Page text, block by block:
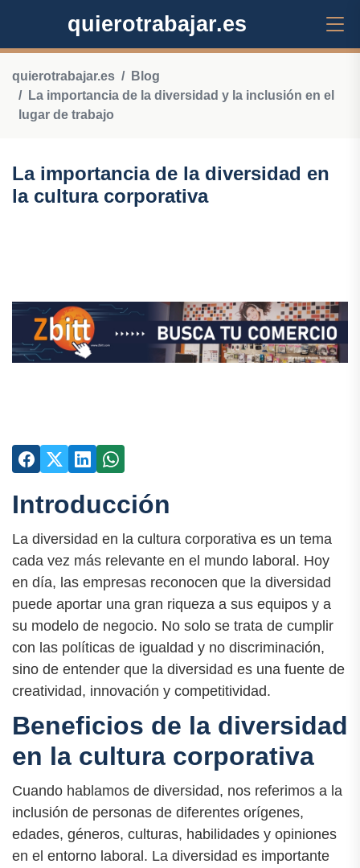
quierotrabajar.es
quierotrabajar.es
Blog
La importancia de la diversidad y la inclusión en el
lugar de trabajo
La importancia de la diversidad en
la cultura corporativa
Introducción
La diversidad en la cultura corporativa es un tema
cada vez más relevante en el mundo laboral. Hoy
en día, las empresas reconocen que la diversidad
puede aportar una gran riqueza a sus equipos y a
su modelo de negocio. No solo se trata de cumplir
con las políticas de igualdad y no discriminación,
sino de entender que la diversidad es una fuente de
creatividad, innovación y competitividad.
Beneficios de la diversidad
en la cultura corporativa
Cuando hablamos de diversidad, nos referimos a la
inclusión de personas de diferentes orígenes,
edades, géneros, culturas, habilidades y opiniones
en el entorno laboral. La diversidad es importante